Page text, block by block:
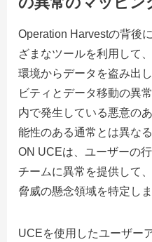
Operation Harvestの背後
ざまなツールを利用して
環境からデータを盗み出
ビティとデータ移動の異
内で発生している悪意の
能性のある通常とは異な
ON UCEは、ユーザーの
チームに異常を提供して
脅威の懸念領域を特定しま
UCEを使用したユーザー